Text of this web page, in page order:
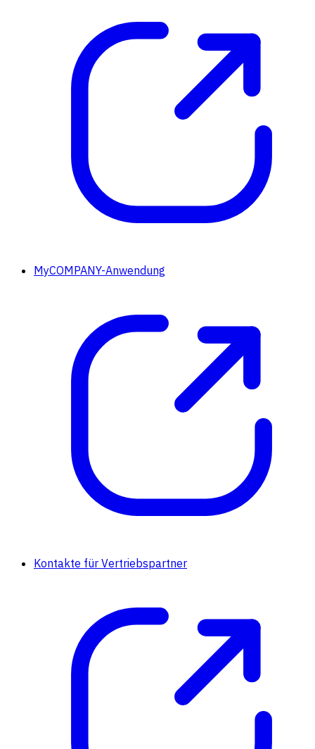
MyCOMPANY-Anwendung
Kontakte für Vertriebspartner